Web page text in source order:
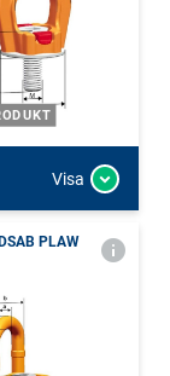
Visa
PLAW